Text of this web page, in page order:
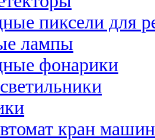
пиксели для
лампы
фонарики
кран